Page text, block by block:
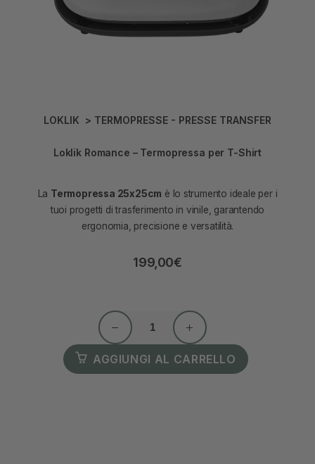
LOKLIK > TERMOPRESSE - PRESSE TRANSFER
Loklik Romance – Termopressa per T-Shirt
La Termopressa 25x25cm è lo strumento ideale per i
tuoi progetti di trasferimento in vinile, garantendo
ergonomia, precisione e versatilità.
199,00€
AGGIUNGI AL CARRELLO